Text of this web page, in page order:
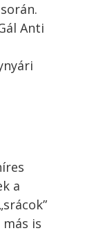
Anti
a
srácok”
más is